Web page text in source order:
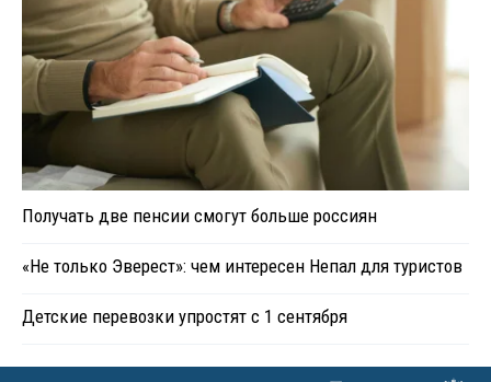
Получать две пенсии смогут больше россиян
«Не только Эверест»: чем интересен Непал для туристов
Детские перевозки упростят с 1 сентября